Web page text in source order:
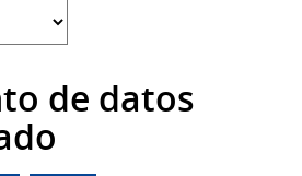
de datos